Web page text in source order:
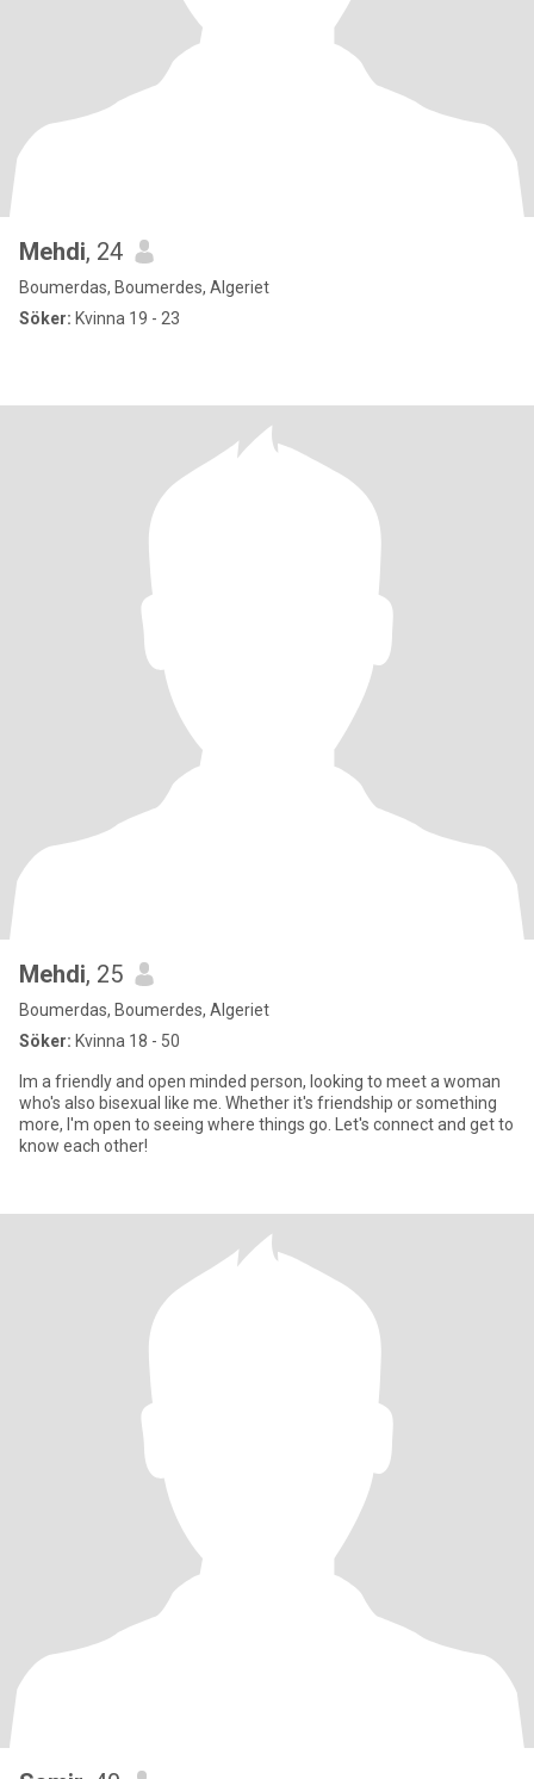
Mehdi, 24
Boumerdas, Boumerdes, Algeriet
Söker: Kvinna 19 - 23
Mehdi, 25
Boumerdas, Boumerdes, Algeriet
Söker: Kvinna 18 - 50
Im a friendly and open minded person, looking to meet a woman
who's also bisexual like me. Whether it's friendship or something
more, I'm open to seeing where things go. Let's connect and get to
know each other!